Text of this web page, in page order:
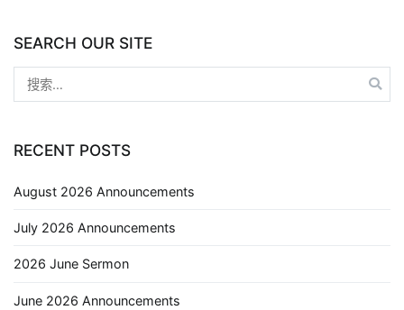
SEARCH OUR SITE
RECENT POSTS
August 2026 Announcements
July 2026 Announcements
2026 June Sermon
June 2026 Announcements